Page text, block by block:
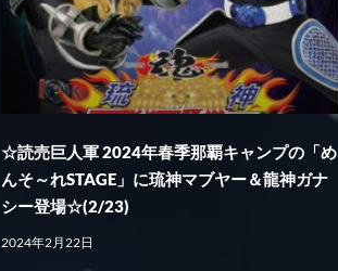
☆読売巨人軍 2024年春季那覇キャンプの「め
んそ～れSTAGE」に琉神マブヤー＆龍神ガナ
シー登場☆(2/23)
2024年2月22日